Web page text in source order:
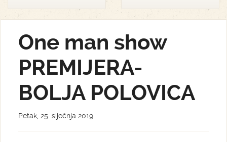
One man show
PREMIJERA-
BOLJA POLOVICA
Petak, 25. siječnja 2019.